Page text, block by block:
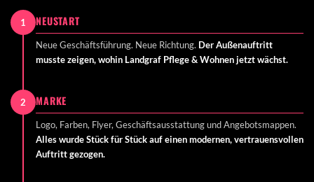
1 NEUSTART
Neue Geschäftsführung. Neue Richtung. Der Außenauftritt
musste zeigen, wohin Landgraf Pflege & Wohnen jetzt wächst.
2 MARKE
Logo, Farben, Flyer, Geschäftsausstattung und Angebotsmappen.
Alles wurde Stück für Stück auf einen modernen, vertrauensvollen
Auftritt gezogen.